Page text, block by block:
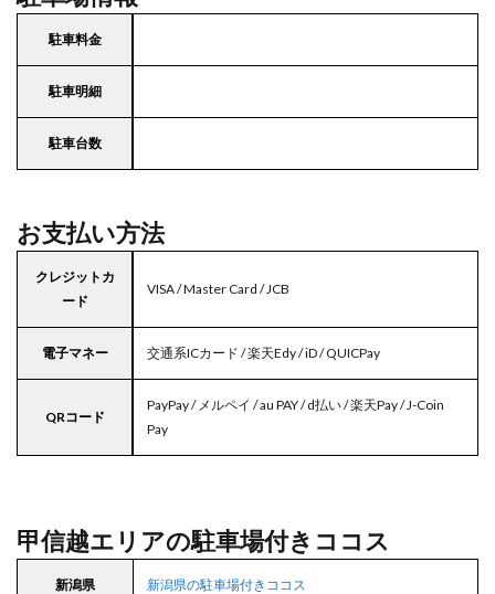
駐車料金
駐車明細
駐車台数
お支払い方法
クレジットカ
ード
VISA / Master Card / JCB
電子マネー 交通系ICカード / 楽天Edy / iD / QUICPay
QRコード
PayPay / メルペイ / au PAY / d払い / 楽天Pay / J-Coin
Pay
甲信越エリアの駐車場付きココス
新潟県 新潟県の駐車場付きココス